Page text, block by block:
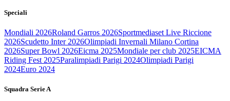
Speciali
Mondiali 2026Roland Garros 2026Sportmediaset Live Riccione
2026Scudetto Inter 2026Olimpiadi Invernali Milano Cortina
2026Super Bowl 2026Eicma 2025Mondiale per club 2025EICMA
Riding Fest 2025Paralimpiadi Parigi 2024Olimpiadi Parigi
2024Euro 2024
Squadra Serie A